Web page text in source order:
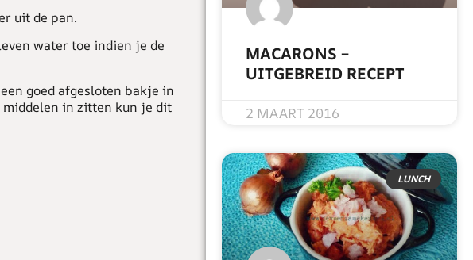
uit de pan.
water toe indien je de
goed afgesloten bakje in
middelen in zitten kun je dit
MACARONS –
UITGEBREID RECEPT
2 MAART 2016
LUNCH